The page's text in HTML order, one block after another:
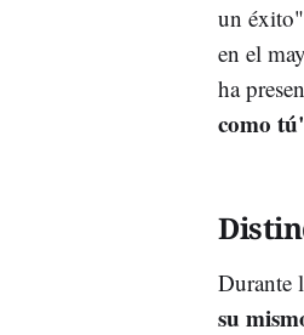
un
en el
ha
como
Durante
su